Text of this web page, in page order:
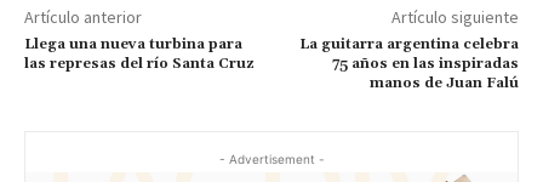
Artículo anterior
Llega una nueva turbina para
las represas del río Santa Cruz
Artículo siguiente
La guitarra argentina celebra
75 años en las inspiradas
manos de Juan Falú
- Advertisement -